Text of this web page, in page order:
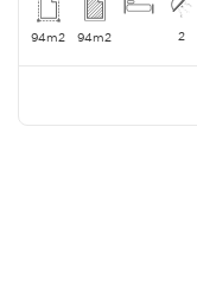
94m2 94m2 2